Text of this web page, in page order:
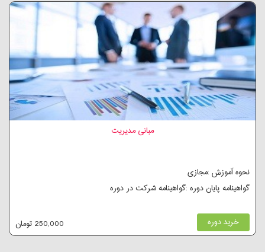
مبانی مدیریت
نحوه آموزش :مجازی
گواهینامه پایان دوره :گواهینامه شرکت در دوره
خرید دوره 250,000 تومان